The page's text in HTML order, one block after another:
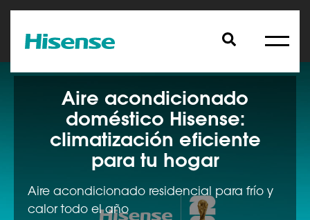
Aire acondicionado
doméstico Hisense:
climatización eficiente
para tu hogar
Aire acondicionado residencial para frío y
calor todo el año